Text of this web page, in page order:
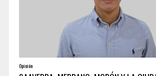
Opinión